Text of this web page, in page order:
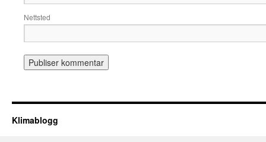
Nettsted
Klimablogg